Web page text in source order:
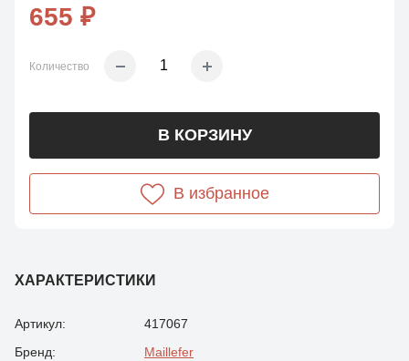
ХАРАКТЕРИСТИКИ
Артикул:
417067
Бренд:
Maillefer
655 ₽
Количество
В КОРЗИНУ
В избранное